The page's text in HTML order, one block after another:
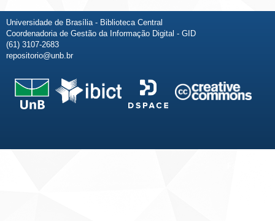
Universidade de Brasília - Biblioteca Central
Coordenadoria de Gestão da Informação Digital - GID
(61) 3107-2683
repositorio@unb.br